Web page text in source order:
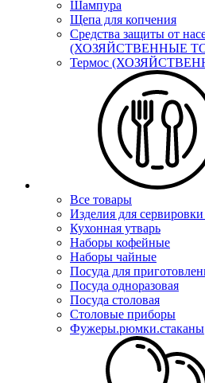
Шампура
Щепа для копчения
Средства защиты от
(ХОЗЯЙСТВЕННЫЕ
Термос
Все товары
Изделия для сервировки
Кухонная утварь
Наборы кофейные
Наборы чайные
Посуда для
Посуда одноразовая
Посуда столовая
Столовые приборы
Фужеры.рюмки.стаканы